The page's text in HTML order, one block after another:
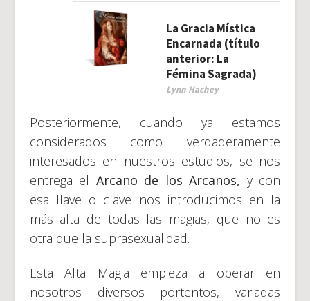
La Gracia Mística
Encarnada (título
anterior: La
Fémina Sagrada)
Lynn Hachey
Posteriormente, cuando ya estamos
considerados como verdaderamente
interesados en nuestros estudios, se nos
entrega el Arcano de los Arcanos, y con
esa llave o clave nos introducimos en la
más alta de todas las magias, que no es
otra que la suprasexualidad.
Esta Alta Magia empieza a operar en
nosotros diversos portentos, variadas